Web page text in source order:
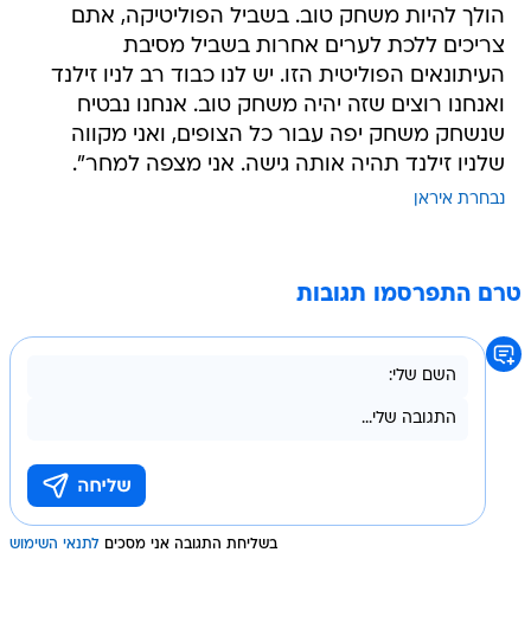
הולך להיות משחק טוב. בשביל הפוליטיקה, אתם
צריכים ללכת לערים אחרות בשביל מסיבת
העיתונאים הפוליטית הזו. יש לנו כבוד רב לניו זילנד
ואנחנו רוצים שזה יהיה משחק טוב. אנחנו נבטיח
שנשחק משחק יפה עבור כל הצופים, ואני מקווה
שלניו זילנד תהיה אותה גישה. אני מצפה למחר".
נבחרת איראן
טרם התפרסמו תגובות
בשליחת התגובה אני מסכים לתנאי השימוש